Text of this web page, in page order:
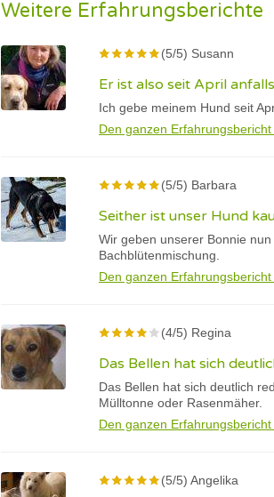
Weitere Erfahrungsberichte
(5/5) Susann
Er ist also seit April
Ich gebe meinem Hund seit
Den ganzen Erfahrungsbericht
(5/5) Barbara
Seither ist unser Hund
Wir geben unserer Bonnie
Bachblütenmischung.
Den ganzen Erfahrungsbericht
(4/5) Regina
Das Bellen hat sich
Das Bellen hat sich deutlich
Mülltonne oder Rasenmäher.
Den ganzen Erfahrungsbericht
(5/5) Angelika